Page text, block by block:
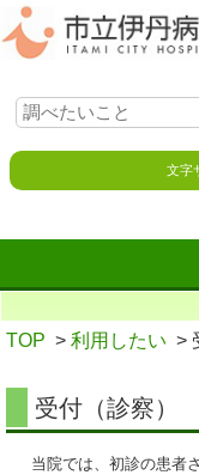
文字
TOP > 利用したい >
受付（診察）
当院では、初診の患者